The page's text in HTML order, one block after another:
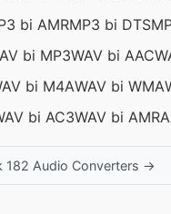
bi AMRMP3 bi DTS
bi MP3WAV bi AAC
bi M4AWAV bi WMA
bi AC3WAV bi AMR
182 Audio Converters →